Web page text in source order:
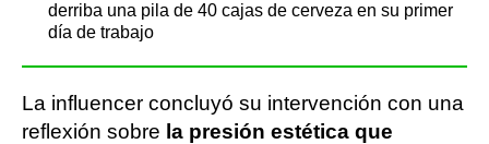
derriba una pila de 40 cajas de cerveza en su primer
día de trabajo
La influencer concluyó su intervención con una
reflexión sobre la presión estética que